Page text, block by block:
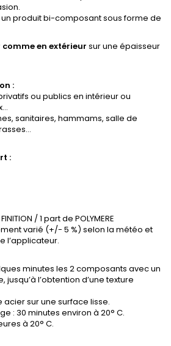
un produit bi-composant sous forme de
en extérieur sur une épaisseur
:
ou publics en intérieur ou
sanitaires, hammams, salle de
:
/ 1 part de POLYMERE
varié (+/- 5 %) selon la météo et
l’applicateur.
minutes les 2 composants avec un
l’obtention d’une texture
sur une surface lisse.
: 30 minutes environ à 20° C.
à 20° C.